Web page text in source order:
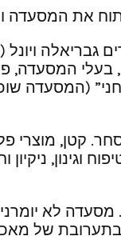
את המסעדה
גבריאלה
בעלי
קטן, מוצרי
ניקיון
של